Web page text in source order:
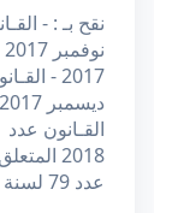
عدد 79 لسنة 2022 المؤرخ في 22